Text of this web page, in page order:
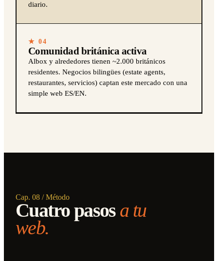
diario.
★ 04
Comunidad británica activa
Albox y alrededores tienen ~2.000 británicos
residentes. Negocios bilingües (estate agents,
restaurantes, servicios) captan este mercado con una
simple web ES/EN.
Cap. 08 / Método
Cuatro pasos a tu
web.